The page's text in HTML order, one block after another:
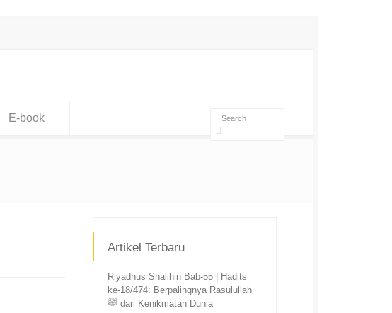
E-book
Artikel Terbaru
Riyadhus Shalihin Bab-55 | Hadits
ke-18/474: Berpalingnya Rasulullah
ﷺ dari Kenikmatan Dunia